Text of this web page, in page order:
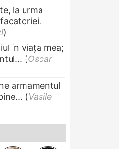
la urma
)
în viața mea;
(Oscar
armamentul
(Vasile